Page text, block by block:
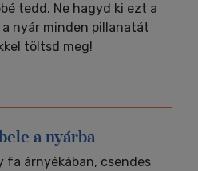
tedd. Ne hagyd ki ezt a
nyár minden pillanatát
töltsd meg!
a nyárba
fa árnyékában, csendes